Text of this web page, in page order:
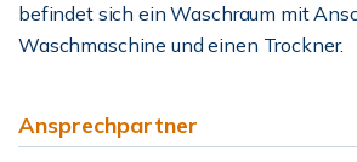
befindet sich ein Waschraum mit
Waschmaschine und einen Trockner.
Ansprechpartner